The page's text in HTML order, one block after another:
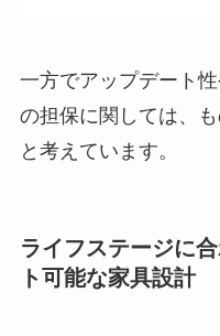
一方でアップデート
の担保に関しては、
と考えています。
ライフステージに
ト可能な家具設計